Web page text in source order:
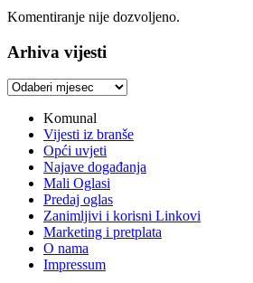
Komentiranje nije dozvoljeno.
Arhiva vijesti
Arhiva
Komunal
Vijesti iz branše
Opći uvjeti
Najave događanja
Mali Oglasi
Predaj oglas
Zanimljivi i korisni Linkovi
Marketing i pretplata
O nama
Impressum